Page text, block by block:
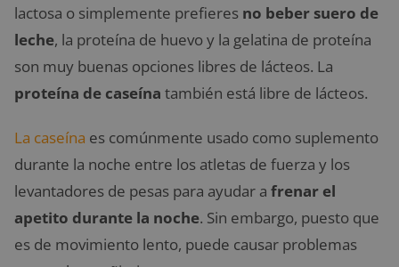
lactosa o simplemente prefieres no beber suero de
leche, la proteína de huevo y la gelatina de proteína
son muy buenas opciones libres de lácteos. La
proteína de caseína también está libre de lácteos.
La caseína es comúnmente usado como suplemento
durante la noche entre los atletas de fuerza y los
levantadores de pesas para ayudar a frenar el
apetito durante la noche. Sin embargo, puesto que
es de movimiento lento, puede causar problemas